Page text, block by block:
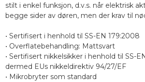
stilt i enkel funksjon, d.v.s. når elektrisk
begge sider av døren, men der krav til
• Sertifisert i henhold til SS-EN 179:2008
• Overflatebehandling: Mattsvart
• Sertifisert nikkelsikker i henhold til SS-
dermed EUs nikkeldirektiv 94/27/EF
• Mikrobryter som standard